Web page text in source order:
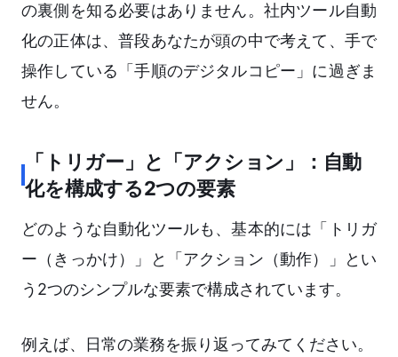
の裏側を知る必要はありません。社内ツール自動
化の正体は、普段あなたが頭の中で考えて、手で
操作している「手順のデジタルコピー」に過ぎま
せん。
「トリガー」と「アクション」：自動
化を構成する2つの要素
どのような自動化ツールも、基本的には「トリガ
ー（きっかけ）」と「アクション（動作）」とい
う2つのシンプルな要素で構成されています。
例えば、日常の業務を振り返ってみてください。